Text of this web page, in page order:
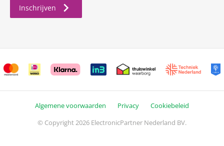
Inschrijven
Algemene voorwaarden Privacy
Cookiebeleid
© Copyright 2026 ElectronicPartner Nederland BV.